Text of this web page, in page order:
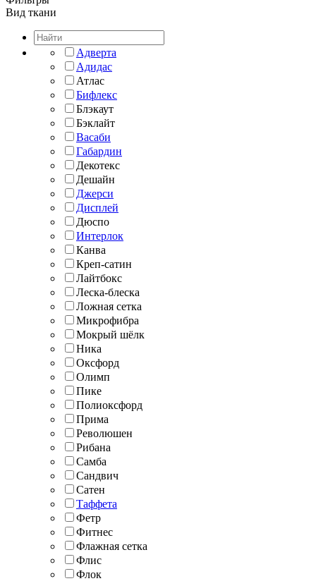
Вид ткани
Адверта
Адидас
Атлас
Бифлекс
Блэкаут
Бэклайт
Васаби
Габардин
Декотекс
Дешайн
Джерси
Дисплей
Дюспо
Интерлок
Канва
Креп-сатин
Лайтбокс
Леска-блеска
Ложная сетка
Микрофибра
Мокрый шёлк
Ника
Оксфорд
Олимп
Пике
Полиоксфорд
Прима
Революшен
Рибана
Самба
Сандвич
Сатен
Таффета
Фетр
Фитнес
Флажная сетка
Флис
Флок